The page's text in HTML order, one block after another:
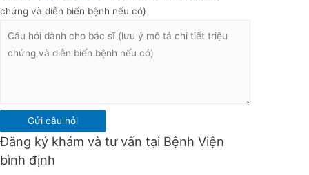
chứng và diễn biến bệnh nếu có)
Gửi câu hỏi
Đăng ký khám và tư vấn tại Bệnh Viện
bình định